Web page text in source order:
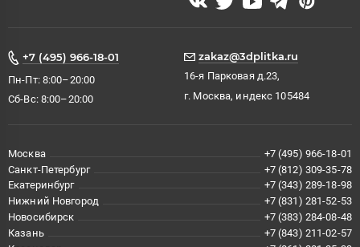
+7 (495) 966-18-01
Пн-Пт: 8:00–20:00
Сб-Вс: 8:00–20:00
zakaz@3dplitka.ru
16-я Парковая д.23,
г. Москва, индекс 105484
Москва
+7 (495) 966-18-01
Санкт-Петербург
+7 (812) 309-35-78
Екатеринбург
+7 (343) 289-18-98
Нижний Новгород
+7 (831) 281-52-53
Новосибирск
+7 (383) 284-08-48
Казань
+7 (843) 211-02-57